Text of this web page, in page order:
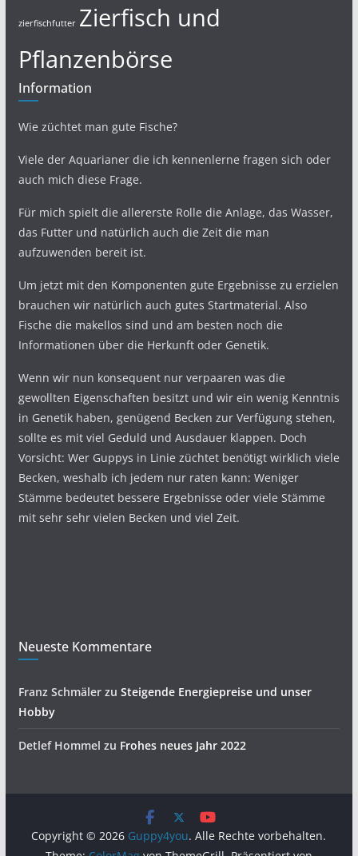
zierfischfutter Zierfisch und
Pflanzenbörse
Information
Wie züchtet man gute Fische?
Viele der Aquarianer die ich kennenlerne fragen sich oder
auch mich diese Frage.
Für mich spielt die allererste Rolle die Anlage, das Wasser,
das Futter und natürlich auch die Zeit die man
aufzuwenden bereit ist.
Um jetzt mit den Komponenten gute Ergebnisse zu erzielen
brauchen wir natürlich auch gutes Startmaterial. Also
Fische die makellos sind und am besten noch die
Informationen über die Herkunft oder Genetik.
Wenn wir nun konsequent nur verpaaren was die
gewollten Eigenschaften besitzt und wir ein wenig Kenntnis
in Genetik haben, genügend Becken zur Verfügung stehen,
sollte es mit viel Geduld und Ausdauer klappen. Doch
Vorsicht: Wer Guppys in Linie züchtet benötigt wirklich viele
Becken, weshalb ich jedem nur raten kann: Weniger
Stämme bedeutet bessere Ergebnisse oder viele Stämme
mit sehr sehr vielen Becken und viel Zeit.
Neueste Kommentare
Franz Schmälerzu Steigende Energiepreise und unser
Hobby
Detlef Hommel zu Frohes neues Jahr 2022
Copyright © 2026 Guppy4you. Alle Rechte vorbehalten.